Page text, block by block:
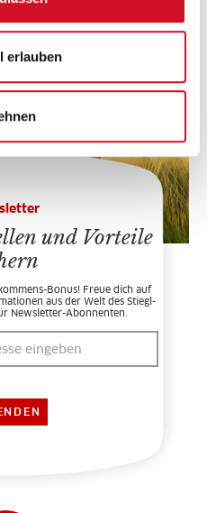
erlauben
Cookies
und Vorteile
Bonus! Freue dich auf
aus der Welt des Stiegl-
Newsletter-Abonnenten.